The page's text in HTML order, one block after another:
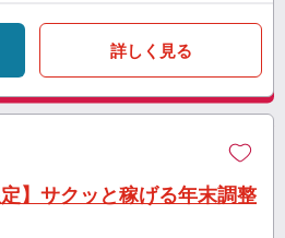
詳しく見る
】サクッと稼げる年末調整